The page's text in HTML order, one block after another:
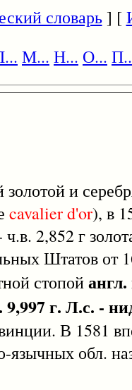
словарь] [
М... Н... О...
и
cavalierd'or), в
2,852 г
Штатов от
стопойангл.
г. Л.с. -
В 1581
обл.